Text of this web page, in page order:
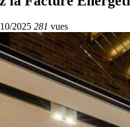
2025 281 vues